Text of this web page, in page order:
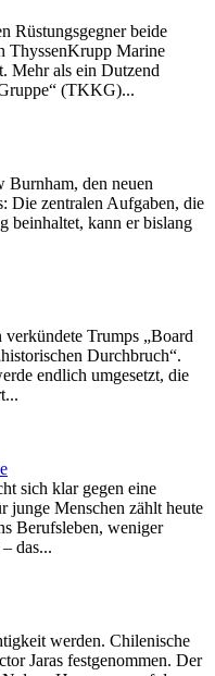
Rüstungsgegner beide
ThyssenKrupp Marine
Mehr als ein Dutzend
(TKKG)...
den neuen
Die zentralen Aufgaben, die
beinhaltet, kann er bislang
Trumps „Board
Durchbruch“.
endlich umgesetzt, die
sich klar gegen eine
junge Menschen zählt heute
Berufsleben, weniger
das...
werden. Chilenische
Jaras festgenommen. Der